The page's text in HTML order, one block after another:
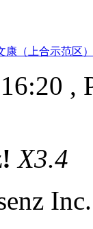
康（上合示范区
,
X3.4
Inc.